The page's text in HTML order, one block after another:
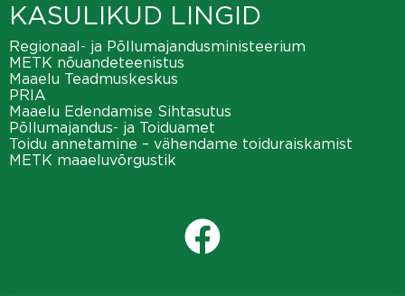
KASULIKUD LINGID
Regionaal- ja Põllumajandusministeerium
METK nõuandeteenistus
Maaelu Teadmuskeskus
PRIA
Maaelu Edendamise Sihtasutus
Põllumajandus- ja Toiduamet
Toidu annetamine – vähendame toiduraiskamist
METK maaeluvõrgustik